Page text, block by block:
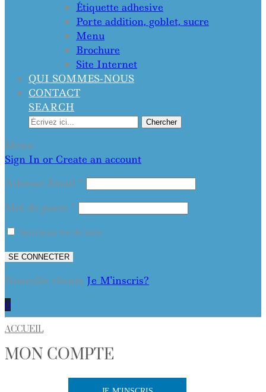
Étiquette adhesive
Porte addition, goblet, sucre
Menu
Brochure
Site Internet
QUI SOMMES-NOUS
CONTACT
SEARCH
Chercher
Menu
Sign In or Create an account
Adresse Email *
Mot de passe *
Souviens toi de moi
SE CONNECTER
Nouvelle cliente Je M'inscris?
0
ACCUEIL
MON COMPTE